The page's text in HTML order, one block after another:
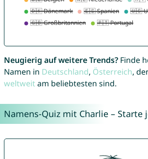
Neugierig auf weitere Trends?Finde
Namen in Deutschland, Österreich,
weltweitam beliebtesten sind.
Namens-Quiz mit Charlie – Starte